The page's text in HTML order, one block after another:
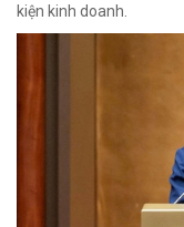
kiện kinh doanh.